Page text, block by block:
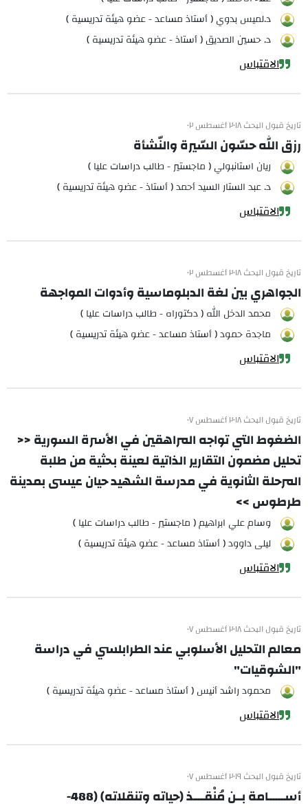
د.لميس بدوي ( أستاذ مساعد - عضو هيئة تدريسية )
د. حسين الصديق ( أستاذ - عضو هيئة تدريسية )
الاقتباس
تاريخ قبول البحث ٢٠١٨ أغسطس ٠٢
رزق الله حسّون السّيرة والنّشأة
ريان استانبولي ( ماجستير - طالب دراسات عليا )
د. عبد الستار السيد أحمد ( أستاذ - عضو هيئة تدريسية )
الاقتباس
تاريخ قبول البحث ٢٠١٨ أغسطس ٠٢
الجواهري بين لغة الدبلوماسية وأدوات المواجهة
محمد الدخل الله ( دكتوراه - طالب دراسات عليا )
ماجدة حمود ( أستاذ مساعد - عضو هيئة تدريسية )
الاقتباس
تاريخ قبول البحث ٢٠١٨ أغسطس ٠٧
الضغوط التي تواجه المراهقين في الأسرة السورية <<
تحليل مضمون التقارير الذاتية لعينة بحثية من طلبة
المرحلة الثانوية في مدرسة الشهيد حيان عيسى بمدينة
طرطوس >>
وسام علي ابراهيم ( ماجستير - طالب دراسات عليا )
ليلى داوود ( أستاذ مساعد - عضو هيئة تدريسية )
الاقتباس
تاريخ قبول البحث ٢٠١٨ أغسطس ٠٧
معالم التحليل الأسلوبي عند الطرابلسي في دراسة
"الشوقيات"
محمود راشد أنيس ( أستاذ مساعد - عضو هيئة تدريسية )
الاقتباس
تاريخ قبول البحث ٢٠١٩ أغسطس ٠٧
أســــــامة بــن مُنْقــــذ (حياته وتنقلاته) (488-